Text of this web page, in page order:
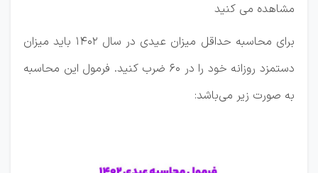
مشاهده می کنید
برای محاسبه حداقل میزان عیدی در سال ۱۴۰2 باید میزان
دستمزد روزانه خود را در ۶۰ ضرب کنید. فرمول این محاسبه
به صورت زیر می‌باشد: